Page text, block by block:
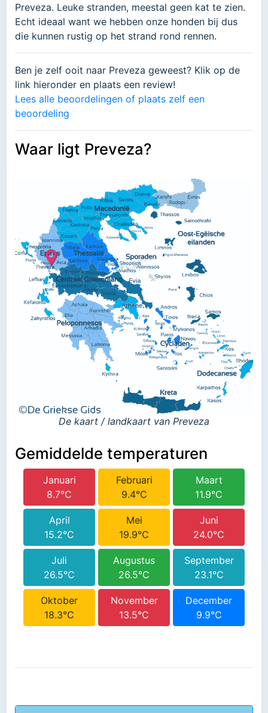
Preveza. Leuke stranden, meestal geen kat te zien.
Echt ideaal want we hebben onze honden bij dus
die kunnen rustig op het strand rond rennen.
Ben je zelf ooit naar Preveza geweest? Klik op de
link hieronder en plaats een review!
Lees alle beoordelingen of plaats zelf een
beoordeling
Waar ligt Preveza?
De kaart / landkaart van Preveza
Gemiddelde temperaturen
Januari
8.7°C
Februari
9.4°C
Maart
11.9°C
April
15.2°C
Mei
19.9°C
Juni
24.0°C
Juli
26.5°C
Augustus
26.5°C
September
23.1°C
Oktober
18.3°C
November
13.5°C
December
9.9°C